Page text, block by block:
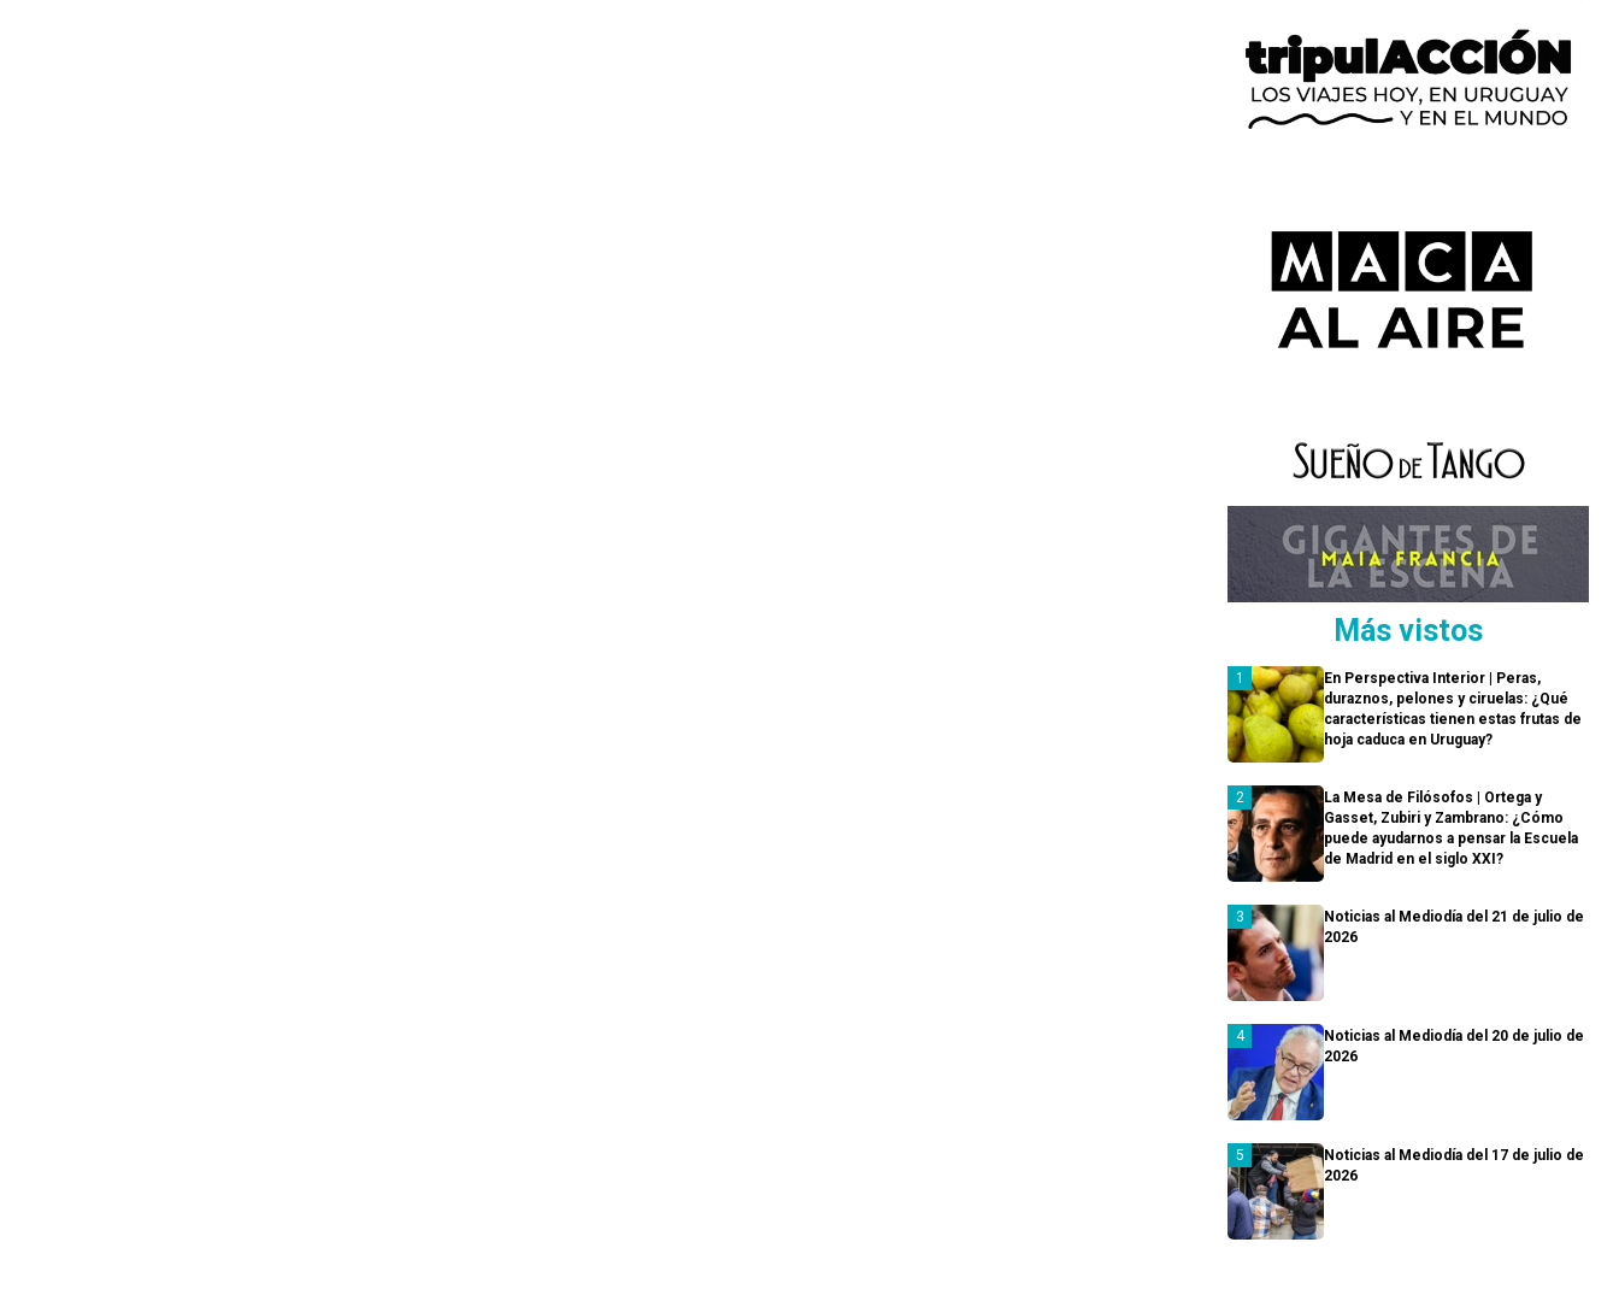
Más vistos
En Perspectiva Interior | Peras,
duraznos, pelones y ciruelas: ¿Qué
características tienen estas frutas de
hoja caduca en Uruguay?
La Mesa de Filósofos | Ortega y
Gasset, Zubiri y Zambrano: ¿Cómo
puede ayudarnos a pensar la Escuela
de Madrid en el siglo XXI?
Noticias al Mediodía del 21 de julio de
2026
Noticias al Mediodía del 20 de julio de
2026
Noticias al Mediodía del 17 de julio de
2026